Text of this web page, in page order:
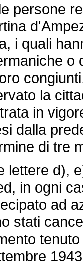
i quali
la
in
dalla
di tre
d),
in ogni
ad
stati